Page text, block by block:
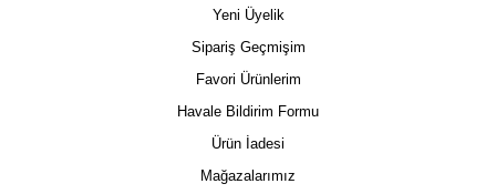
Yeni Üyelik
Sipariş Geçmişim
Favori Ürünlerim
Havale Bildirim Formu
Ürün İadesi
Mağazalarımız